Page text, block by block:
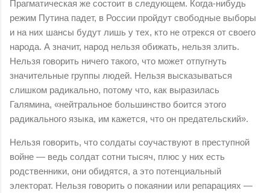
Прагматическая же состоит в следующем. Когда-нибудь
режим Путина падет, в России пройдут свободные выборы
и на них шансы будут лишь у тех, кто не отрекся от своего
народа. А значит, народ нельзя обижать, нельзя злить.
Нельзя говорить ничего такого, что может отпугнуть
значительные группы людей. Нельзя высказываться
слишком радикально, потому что, как выразилась
Галямина, «нейтральное большинство боится этого
радикального языка, им кажется, что он предательский».
Нельзя говорить, что солдаты соучаствуют в преступной
войне — ведь солдат сотни тысяч, плюс у них есть
родственники, они обидятся, а это потенциальный
электорат. Нельзя говорить о покаянии или репарациях —